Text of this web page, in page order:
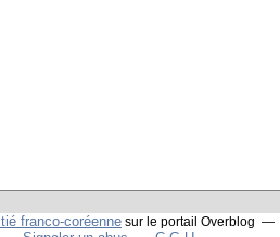
franco-coréenne sur le portail Overblog